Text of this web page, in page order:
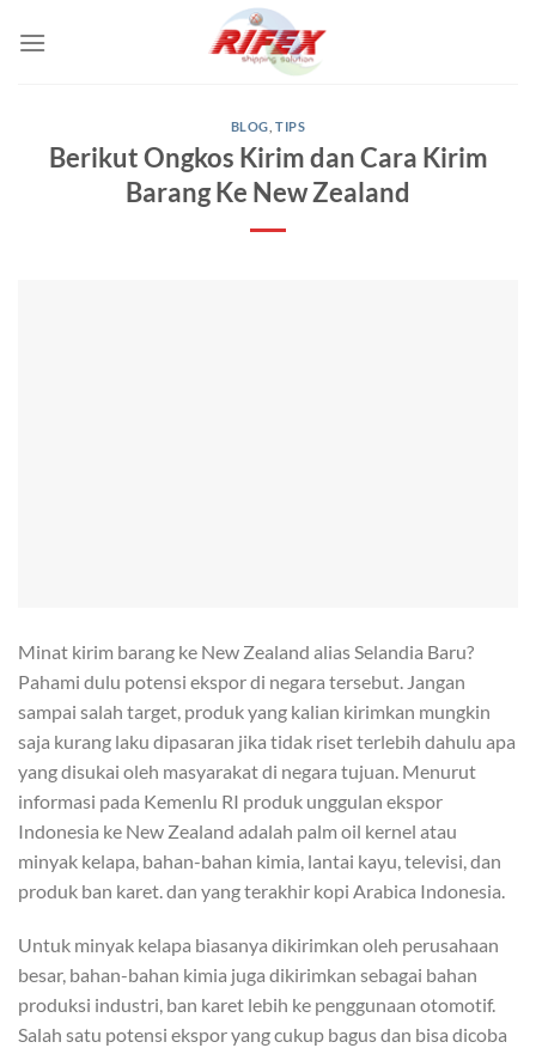
BLOG ,TIPS
Berikut Ongkos Kirim dan Cara Kirim
Barang Ke New Zealand
Minat kirim barang ke New Zealand alias Selandia Baru?
Pahami dulu potensi ekspor di negara tersebut. Jangan
sampai salah target, produk yang kalian kirimkan mungkin
saja kurang laku dipasaran jika tidak riset terlebih dahulu apa
yang disukai oleh masyarakat di negara tujuan. Menurut
informasi pada Kemenlu RI produk unggulan ekspor
Indonesia ke New Zealand adalah palm oil kernel atau
minyak kelapa, bahan-bahan kimia, lantai kayu, televisi, dan
produk ban karet. dan yang terakhir kopi Arabica Indonesia.
Untuk minyak kelapa biasanya dikirimkan oleh perusahaan
besar, bahan-bahan kimia juga dikirimkan sebagai bahan
produksi industri, ban karet lebih ke penggunaan otomotif.
Salah satu potensi ekspor yang cukup bagus dan bisa dicoba